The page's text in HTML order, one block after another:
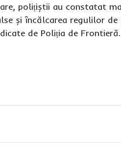
polițiștii au constatat
și încălcarea regulilor
de Poliția de Frontieră.